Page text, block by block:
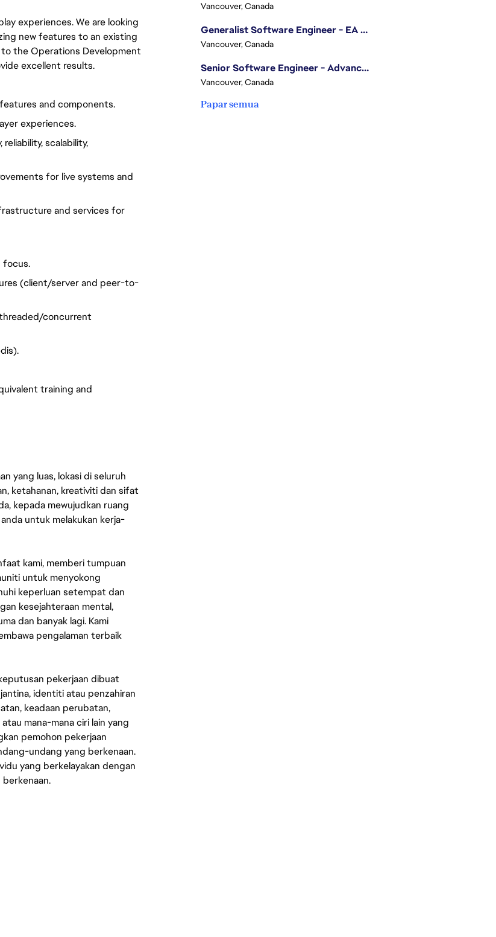
experiences. We are looking
new features to an existing
the Operations Development
excellent results.
and components.
experiences.
scalability,
for live systems and
and services for
focus.
(client/server and peer-to-
concurrent
training and
yang luas, lokasi di seluruh
ketahanan, kreativiti dan sifat
kepada mewujudkan ruang
untuk melakukan kerja-
kami, memberi tumpuan
untuk menyokong
keperluan setempat dan
kesejahteraan mental,
dan banyak lagi. Kami
pengalaman terbaik
pekerjaan dibuat
identiti atau penzahiran
keadaan perubatan,
mana-mana ciri lain yang
pemohon pekerjaan
undang yang berkenaan.
yang berkelayakan dengan
Vancouver, Canada
Generalist Software Engineer - EA Sports FC
Vancouver, Canada
Senior Software Engineer - Advanced Technology Group
Vancouver, Canada
Papar semua